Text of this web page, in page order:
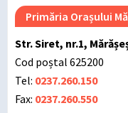
Primăria Orașului
Str. Siret, nr.1,
Cod poștal 625200
Tel: 0237.260.150
Fax: 0237.260.550